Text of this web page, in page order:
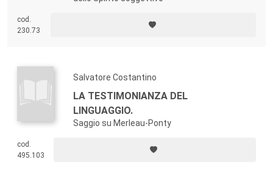
cod.
230.73
Salvatore Costantino
LA TESTIMONIANZA DEL
LINGUAGGIO.
Saggio su Merleau-Ponty
cod.
495.103